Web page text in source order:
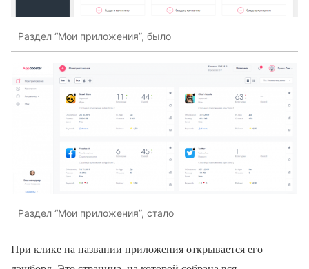
Раздел “Мои приложения”, было
Раздел “Мои приложения”, стало
При клике на названии приложения открывается его